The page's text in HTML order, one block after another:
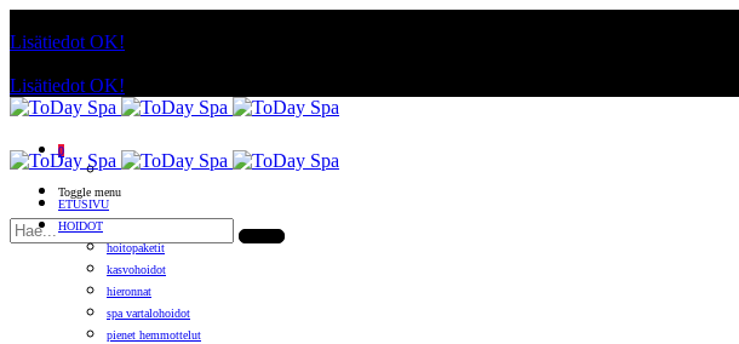
Lisätiedot OK!
Lisätiedot OK!
0
Toggle menu
ETUSIVU
HOIDOT
hoitopaketit
kasvohoidot
hieronnat
spa vartalohoidot
pienet hemmottelut